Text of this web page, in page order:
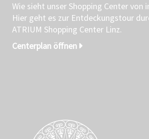
Wie sieht unser Shopping Center von
Hier geht es zur Entdeckungstour
ATRIUM Shopping Center Linz.
Centerplan öffnen